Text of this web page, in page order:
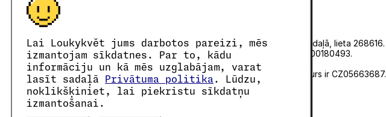
Lai Loukykvět jums darbotos pareizi, mēs
izmantojam sīkdatnes. Par to, kādu
informāciju un kā mēs uzglabājam, varat
lasīt sadaļā
Privātuma politika . Lūdzu,
noklikšķiniet, lai piekristu sīkdatņu
izmantošanai.
Česko loukykvet.cz
Slovensko
Polska
Österreichloukykvet.at
Deutschland loukykvet.de
Franceloukykvet.fr
Belgiëloukykvet.be
Danmarkloukykvet.dk
© 2016 →
Loukykvět s.r.o. ir reģistrēts Prāgas pilsētas tiesas Komercreģistrā, C sadaļā, lieta 268616.
Mēs piedalāmies EKO-KOM apvienotajā izpildes sistēmā ar numuru EKF00180493.
Augu pasu izsniegšanai mēs izmantojam reģistrācijas numuru 0636.
Mūsu uzņēmuma reģistrācijas numurs ir 05663687, PVN maksātāja numurs ir CZ05663687.
Datu kastes ID ir eng827q.
EORI numurs ir CZ05663687.
Mēs esam PVN maksātāji.